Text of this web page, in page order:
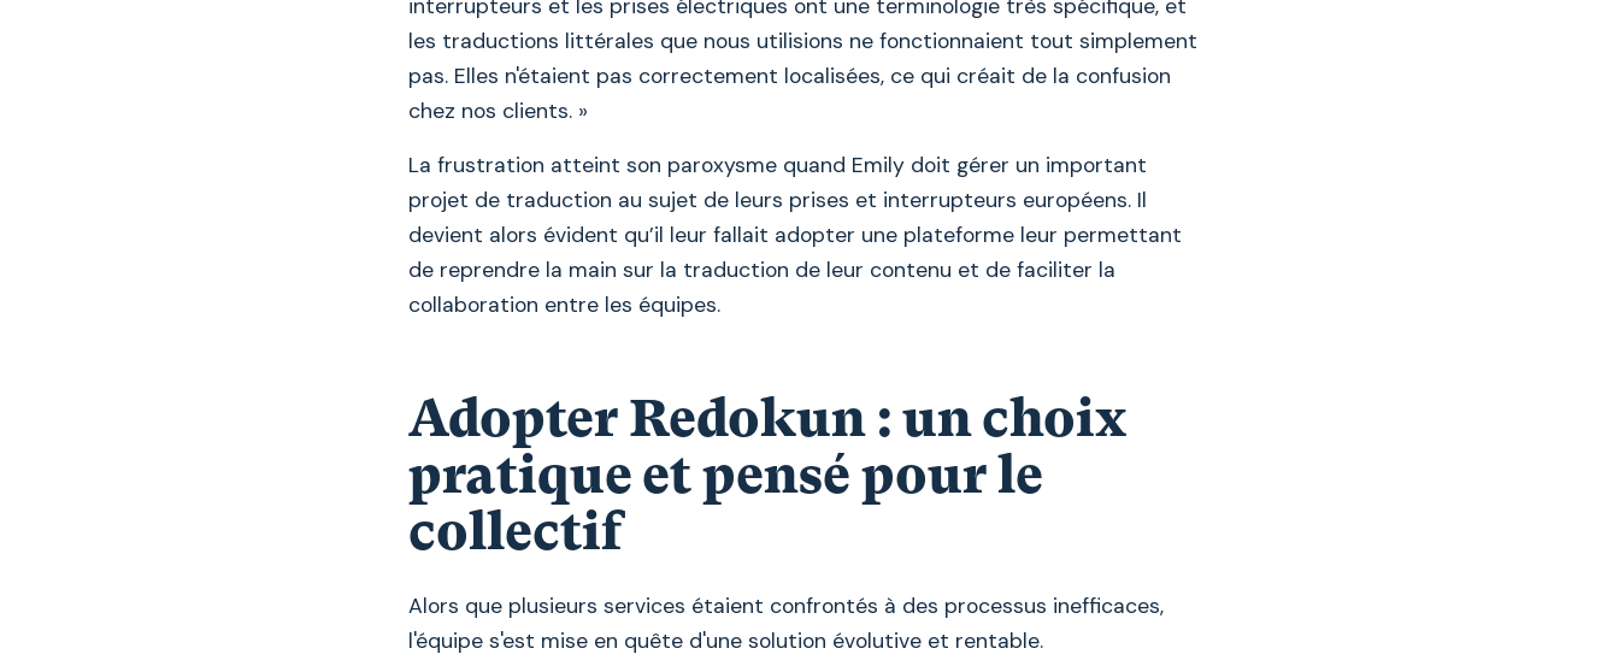
interrupteurs et les prises électriques ont une terminologie très spécifique, et
les traductions littérales que nous utilisions ne fonctionnaient tout simplement
pas. Elles n'étaient pas correctement localisées, ce qui créait de la confusion
chez nos clients. »
La frustration atteint son paroxysme quand Emily doit gérer un important
projet de traduction au sujet de leurs prises et interrupteurs européens. Il
devient alors évident qu’il leur fallait adopter une plateforme leur permettant
de reprendre la main sur la traduction de leur contenu et de faciliter la
collaboration entre les équipes.
Adopter Redokun : un choix
pratique et pensé pour le
collectif
Alors que plusieurs services étaient confrontés à des processus inefficaces,
l'équipe s'est mise en quête d'une solution évolutive et rentable.